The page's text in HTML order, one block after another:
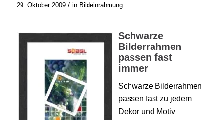
29. Oktober 2009 / in Bildeinrahmung
Schwarze
Bilderrahmen
passen fast
immer
Schwarze Bilderrahmen
passen fast zu jedem
Dekor und Motiv